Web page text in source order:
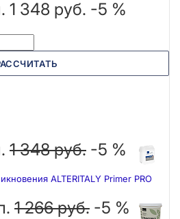
1 348 руб. -5 %
1 348 руб. -5 %
ALTERITALY Primer PRO
1 266 руб. -5 %